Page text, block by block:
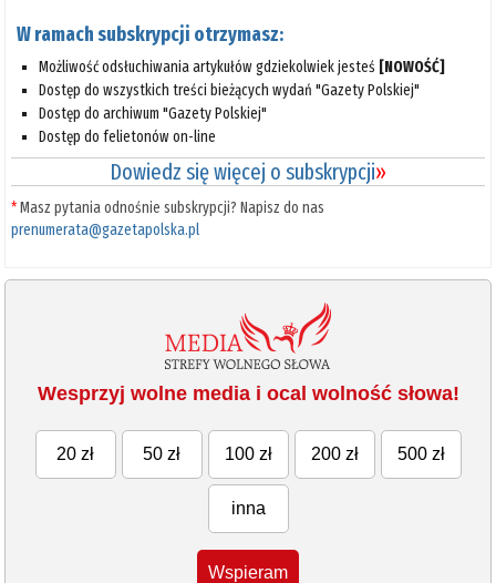
W ramach subskrypcji otrzymasz:
Możliwość odsłuchiwania artykułów gdziekolwiek jesteś [NOWOŚĆ]
Dostęp do wszystkich treści bieżących wydań "Gazety Polskiej"
Dostęp do archiwum "Gazety Polskiej"
Dostęp do felietonów on-line
Dowiedz się więcej o subskrypcji»
*Masz pytania odnośnie subskrypcji? Napisz do nas
prenumerata@gazetapolska.pl
Wesprzyj wolne media i ocal wolność słowa!
20 zł 50 zł 100 zł 200 zł 500 zł
inna
Wspieram